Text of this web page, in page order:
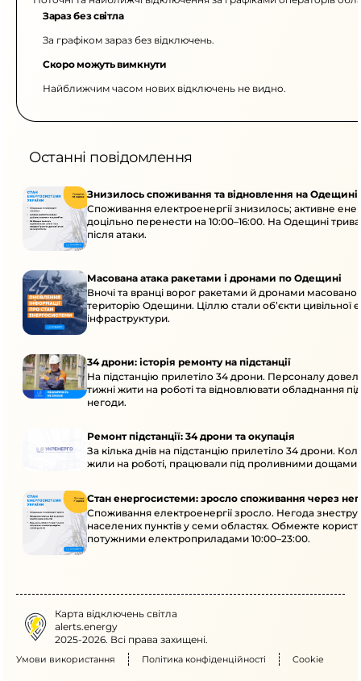
Зараз без світла
За графіком зараз без відключень.
Скоро можуть вимкнути
Найближчим часом нових відключень не видно.
Останні повідомлення
Знизилось споживання та відновлення на Одещині
Споживання електроенергії знизилось; активне
доцільно перенести на 10:00–16:00. На Одещині
після атаки.
Масована атака ракетами і дронами по Одещині
Вночі та вранці ворог ракетами й дронами масовано
територію Одещини. Ціллю стали об’єкти цивільної
інфраструктури.
34 дрони: історія ремонту на підстанції
На підстанцію прилетіло 34 дрони. Персоналу
тижні жити на роботі та відновлювати обладнання під
негоди.
Ремонт підстанції: 34 дрони та окупація
За кілька днів на підстанцію прилетіло 34 дрони.
жили на роботі, працювали під проливними дощами
Стан енергосистеми: зросло споживання через
Споживання електроенергії зросло. Негода
населених пунктів у семи областях. Обмежте
потужними електроприладами 10:00–23:00.
Карта відключень світла
alerts.energy
2025-2026. Всі права захищені.
Умови використання Політика конфіденційності Cookie